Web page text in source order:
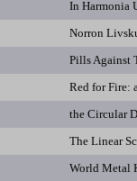
In Harmonia
Norron
Pills Against
Red for Fire:
the Circular
The Linear
World Metal